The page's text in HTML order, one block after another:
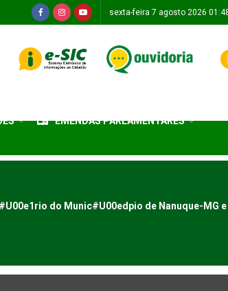
sexta-feira 7 agosto 2026
EMENDAS PARLAMENTARES
do Munic#U00edpio de Nanuque-MG